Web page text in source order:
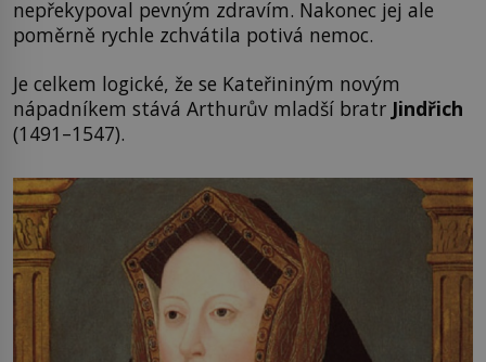
nepřekypoval pevným zdravím. Nakonec jej ale
poměrně rychle zchvátila potivá nemoc.
Je celkem logické, že se Kateřininým novým
nápadníkem stává Arthurův mladší bratr Jindřich
(1491–1547).